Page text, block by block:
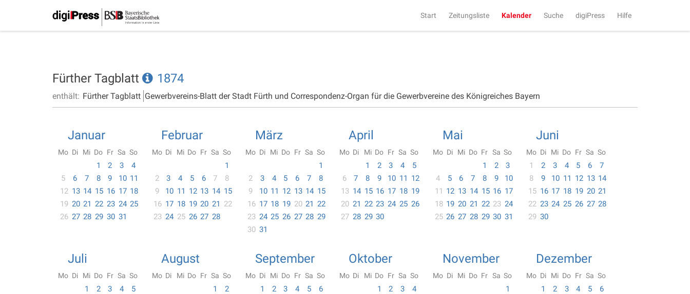
Start Zeitungsliste Kalender Suche digiPress Hilfe
Fürther Tagblatt 1874
enthält: Fürther Tagblatt Gewerbvereins-Blatt der Stadt Fürth und Correspondenz-Organ für die Gewerbvereine des Königreiches Bayern
Januar
Mo Di Mi Do Fr Sa So
1 2 3
4
5
6 7 8 9 10 11
12 13 14 15 16 17 18
19 20 21 22 23 24 25
26 27 28 29 30 31
Februar
Mo Di Mi Do Fr Sa So
1
2
3 4 5 6 7
8
9
10 11 12 13 14 15
16 17 18 19 20 21 22
23 24 25 26 27 28
März
Mo Di Mi Do Fr Sa So
1
2
3 4 5 6 7
8
9
10 11 12 13 14 15
16 17 18 19 20 21 22
23 24 25 26 27 28 29
30 31
April
Mo Di Mi Do Fr Sa So
1 2 3 4
5
6
7 8 9 10 11 12
13 14 15 16 17 18 19
20 21 22 23 24 25 26
27 28 29 30
Mai
Mo Di Mi Do Fr Sa So
1 2
3
4
5 6 7 8 9
10
11 12 13 14 15 16 17
18 19 20 21 22 23 24
25 26 27 28 29 30 31
Juni
Mo Di Mi Do Fr Sa So
1 2 3 4 5 6
7
8
9 10 11 12 13 14
15 16 17 18 19 20 21
22 23 24 25 26 27 28
29 30
Juli
Mo Di Mi Do Fr Sa So
1 2 3 4
5
August
Mo Di Mi Do Fr Sa So
1
2
September
Mo Di Mi Do Fr Sa So
1 2 3 4 5
6
Oktober
Mo Di Mi Do Fr Sa So
1 2 3
4
November
Mo Di Mi Do Fr Sa So
1
Dezember
Mo Di Mi Do Fr Sa So
1 2 3 4 5
6